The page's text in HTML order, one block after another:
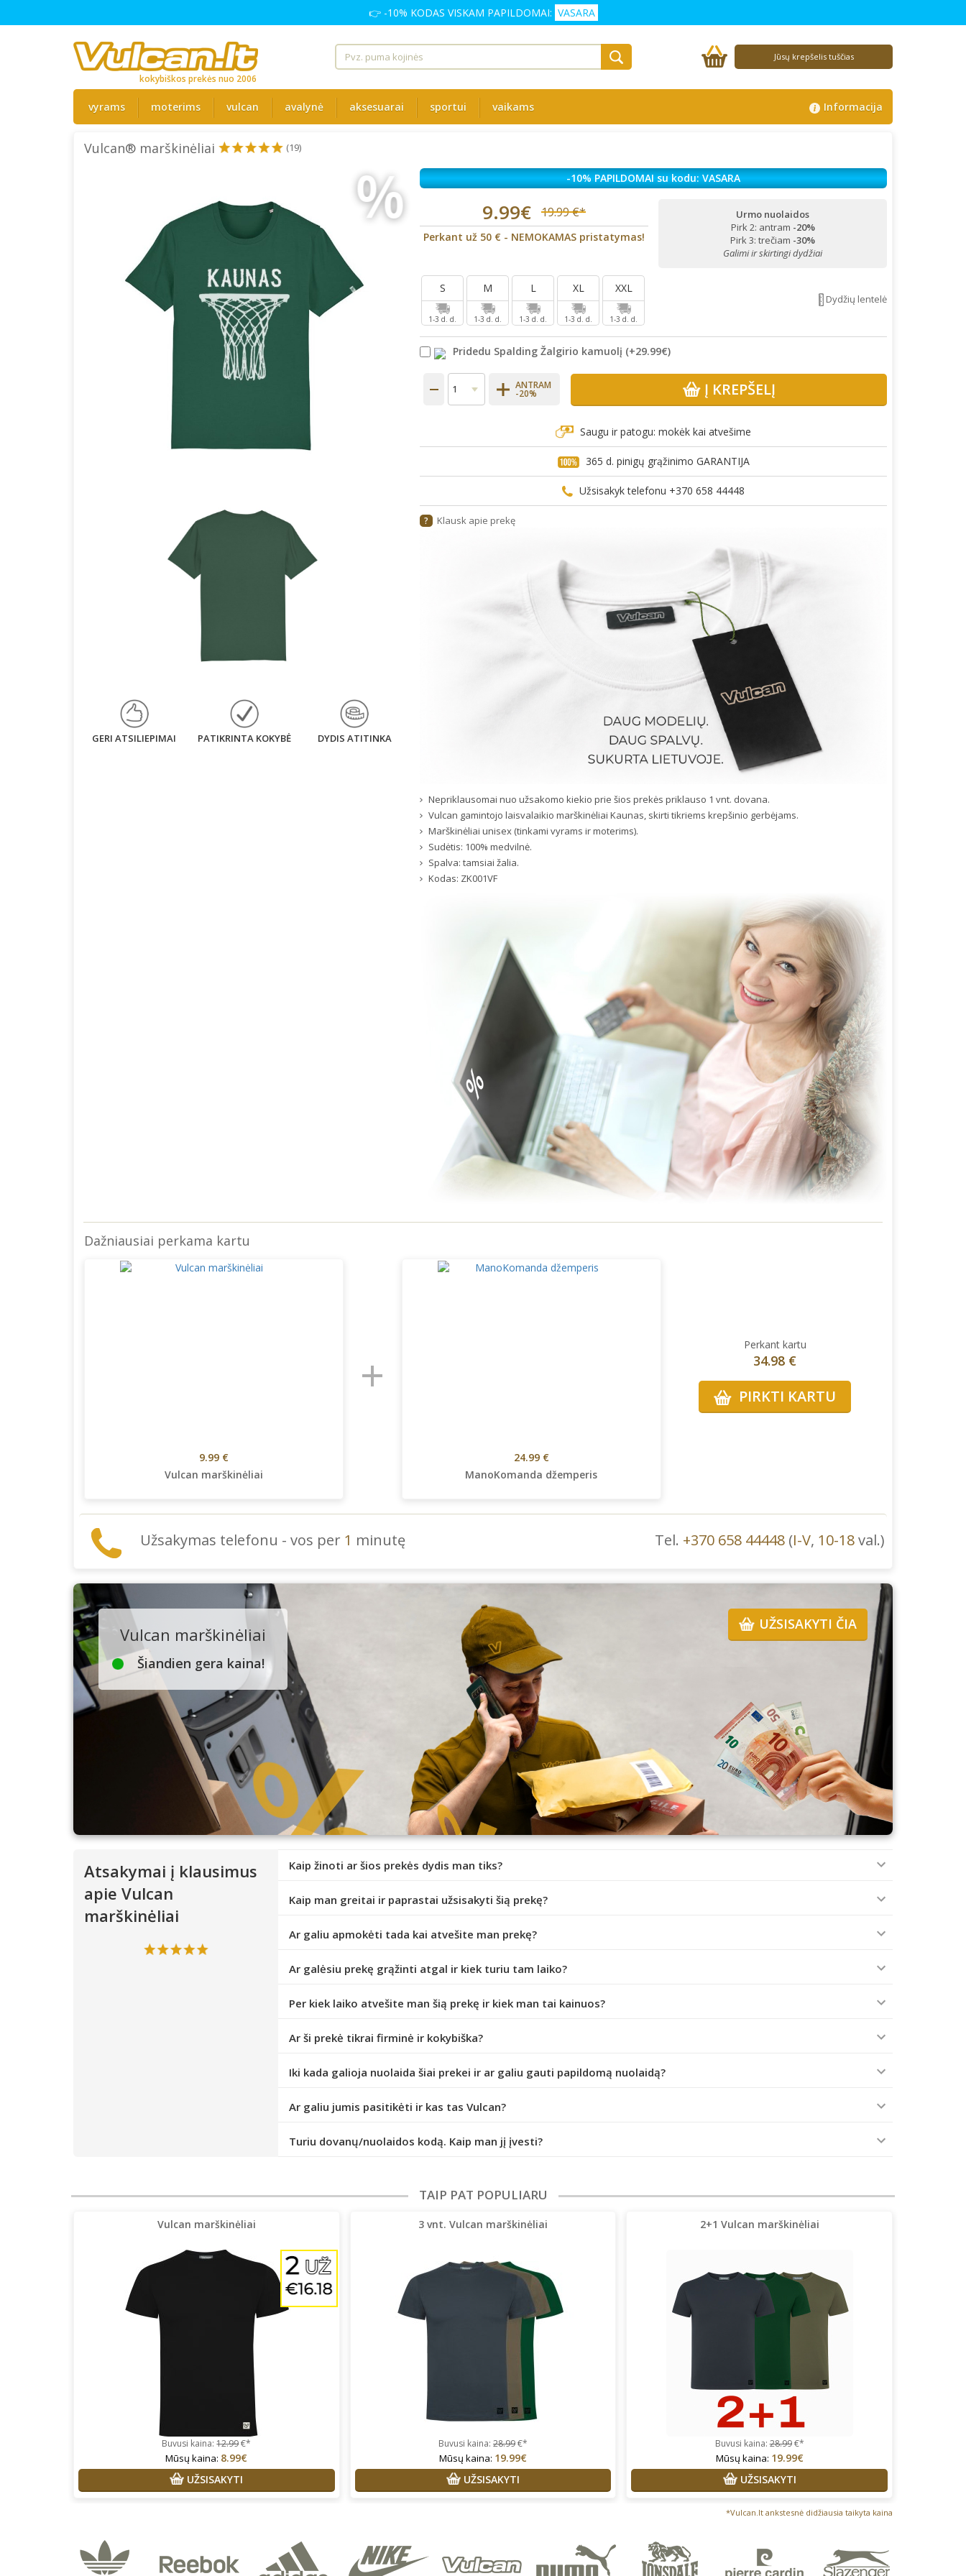
👉 -10% KODAS VISKAM PAPILDOMAI: VASARA
kokybiškos prekės nuo 2006
Jūsų krepšelis tuščias
vyrams moterims vulcan avalynė aksesuarai sportui vaikams Informacija
Vulcan® marškinėliai (19)
%
GERI ATSILIEPIMAI PATIKRINTA KOKYBĖ DYDIS ATITINKA
-10% PAPILDOMAI su kodu: VASARA
9.99€ 19.99 €*
Perkant už 50 € - NEMOKAMAS pristatymas!
Urmo nuolaidos
Pirk 2: antram -20%
Pirk 3: trečiam -30%
Galimi ir skirtingi dydžiai
Dydžių lentelė
S
1-3 d. d.
M
1-3 d. d.
L
1-3 d. d.
XL
1-3 d. d.
XXL
1-3 d. d.
Pridedu Spalding Žalgirio kamuolį (+29.99€)
ANTRAM
-20% Į KREPŠELĮ
Saugu ir patogu: mokėk kai atvešime
365 d. pinigų grąžinimo GARANTIJA
Užsisakyk telefonu +370 658 44448
? Klausk apie prekę
Nepriklausomai nuo užsakomo kiekio prie šios prekės priklauso 1 vnt. dovana.
Vulcan gamintojo laisvalaikio marškinėliai Kaunas, skirti tikriems krepšinio gerbėjams.
Marškinėliai unisex (tinkami vyrams ir moterims).
Sudėtis: 100% medvilnė.
Spalva: tamsiai žalia.
Kodas: ZK001VF
Dažniausiai perkama kartu
9.99 €
Vulcan marškinėliai
+
24.99 €
ManoKomanda džemperis
Perkant kartu
34.98 €
PIRKTI KARTU
Užsakymas telefonu - vos per 1 minutę Tel. +370 658 44448 (I-V, 10-18val.)
Vulcan marškinėliai
Šiandien gera kaina!
UŽSISAKYTI ČIA
Atsakymai į klausimus
apie Vulcan
marškinėliai
Kaip žinoti ar šios prekės dydis man tiks?
Kaip man greitai ir paprastai užsisakyti šią prekę?
Ar galiu apmokėti tada kai atvešite man prekę?
Ar galėsiu prekę grąžinti atgal ir kiek turiu tam laiko?
Per kiek laiko atvešite man šią prekę ir kiek man tai kainuos?
Ar ši prekė tikrai firminė ir kokybiška?
Iki kada galioja nuolaida šiai prekei ir ar galiu gauti papildomą nuolaidą?
Ar galiu jumis pasitikėti ir kas tas Vulcan?
Turiu dovanų/nuolaidos kodą. Kaip man jį įvesti?
TAIP PAT POPULIARU
Vulcan marškinėliai
Buvusi kaina:12.99€*
Mūsų kaina: 8.99€
UŽSISAKYTI
3 vnt. Vulcan marškinėliai
Buvusi kaina: 28.99€*
Mūsų kaina: 19.99€
UŽSISAKYTI
2+1 Vulcan marškinėliai
Buvusi kaina:28.99€*
Mūsų kaina: 19.99€
UŽSISAKYTI
*Vulcan.lt ankstesnė didžiausia taikyta kaina